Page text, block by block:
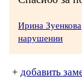
Ирина Зуенкова
нарушении
+ добавить